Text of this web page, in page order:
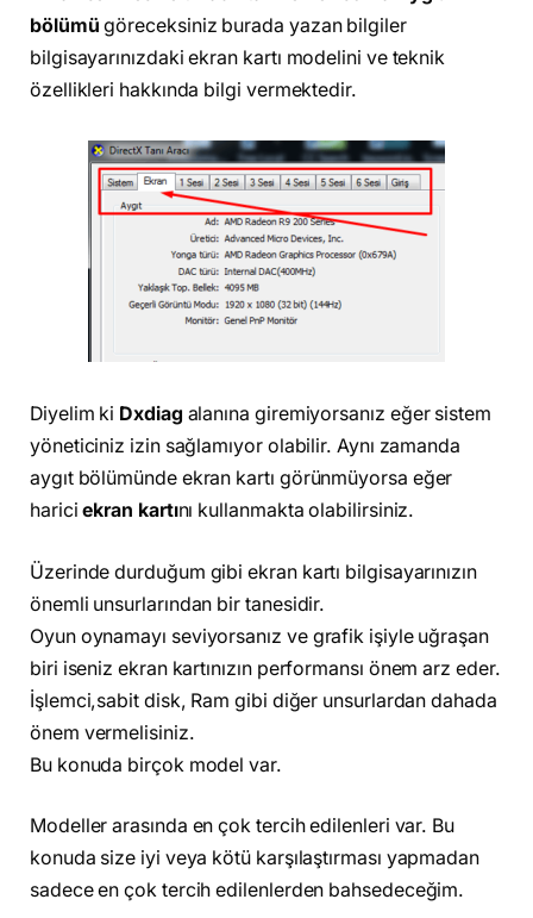
bölümü göreceksiniz burada yazan bilgiler
bilgisayarınızdaki ekran kartı modelini ve teknik
özellikleri hakkında bilgi vermektedir.
Diyelim ki Dxdiag alanına giremiyorsanız eğer sistem
yöneticiniz izin sağlamıyor olabilir. Aynı zamanda
aygıt bölümünde ekran kartı görünmüyorsa eğer
hariciekran kartını kullanmakta olabilirsiniz.
Üzerinde durduğum gibi ekran kartı bilgisayarınızın
önemli unsurlarından bir tanesidir.
Oyun oynamayı seviyorsanız ve grafik işiyle uğraşan
biri iseniz ekran kartınızın performansı önem arz eder.
İşlemci,sabit disk, Ram gibi diğer unsurlardan dahada
önem vermelisiniz.
Bu konuda birçok model var.
Modeller arasında en çok tercih edilenleri var. Bu
konuda size iyi veya kötü karşılaştırması yapmadan
sadece en çok tercih edilenlerden bahsedeceğim.